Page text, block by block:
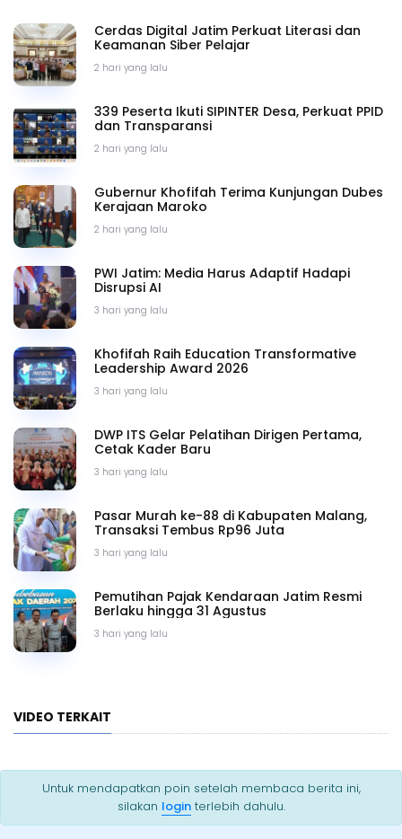
2 hari yang lalu
Cerdas Digital Jatim Perkuat Literasi dan
Keamanan Siber Pelajar
2 hari yang lalu
339 Peserta Ikuti SIPINTER Desa, Perkuat PPID
dan Transparansi
2 hari yang lalu
Gubernur Khofifah Terima Kunjungan Dubes
Kerajaan Maroko
3 hari yang lalu
PWI Jatim: Media Harus Adaptif Hadapi
Disrupsi AI
3 hari yang lalu
Khofifah Raih Education Transformative
Leadership Award 2026
3 hari yang lalu
DWP ITS Gelar Pelatihan Dirigen Pertama,
Cetak Kader Baru
3 hari yang lalu
Pasar Murah ke-88 di Kabupaten Malang,
Transaksi Tembus Rp96 Juta
3 hari yang lalu
Pemutihan Pajak Kendaraan Jatim Resmi
Berlaku hingga 31 Agustus
VIDEO TERKAIT
Untuk mendapatkan poin setelah membaca berita ini,
silakan loginterlebih dahulu.